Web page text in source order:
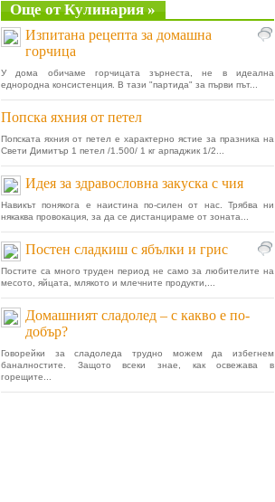
Още от Кулинария »
Изпитана рецепта за домашна
горчица
У дома обичаме горчицата зърнеста, не в идеална
еднородна консистенция. В тази "партида" за първи път...
Попска яхния от петел
Попската яхния от петел е характерно ястие за празника на
Свети Димитър 1 петел /1.500/ 1 кг арпаджик 1/2...
Идея за здравословна закуска с чия
Навикът понякога е наистина по-силен от нас. Трябва ни
някаква провокация, за да се дистанцираме от зоната...
Постен сладкиш с ябълки и грис
Постите са много труден период не само за любителите на
месото, яйцата, млякото и млечните продукти,...
Домашният сладолед – с какво е по-
добър?
Говорейки за сладоледа трудно можем да избегнем
баналностите. Защото всеки знае, как освежава в
горещите...